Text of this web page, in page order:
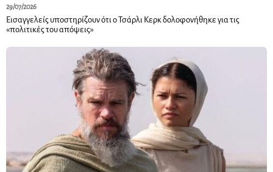
29/07/2026
Εισαγγελείς υποστηρίζουν ότι ο Τσάρλι Κερκ δολοφονήθηκε για τις
«πολιτικές του απόψεις»